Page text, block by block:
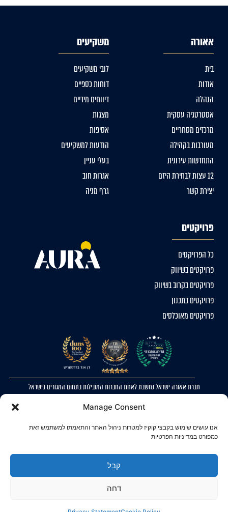
Manage Consent
אנו עושים שימוש בקבצי קוקיז למטרות ניהול האתר והתאמתו למשתמש זאת
כמפורט במדיניות הפרטיות
קבל
דחה
אאורה
בית
אודות
הנהלה
אסטרטגיה עסקית
מרכזים מסחריים
מעורבות בקהילה
התחדשות עירונית
12 עצות לבחירת היזם
יצירת קשר
משקיעים
לובי משקיעים
דוחות כספיים
דיווחים מידיים
מצגות
אסיפות
הודעות למשקיעים
בעלי עניין
אגרות חוב
גרף מניה
פרויקטים
כל הפרויקטים
פרויקטים בשיווק
פרויקטים בקרוב בשיווק
פרויקטים בתכנון
פרויקטים מאוכלסים
חברת אאורה ישראל נחשבת לאחת החברות המובילות בתחום המגורים בישראל
הצהרת נגישות